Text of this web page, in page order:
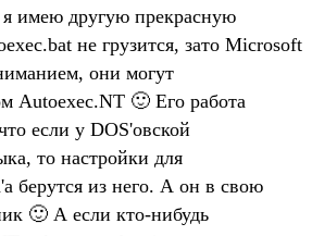
я имею другую прекрасную
не грузится, зато Microsoft
они могут
Autoexec.NT 🙂 Его работа
если у DOS'овской
то настройки для
берутся из него. А он в свою
🙂 А если кто-нибудь